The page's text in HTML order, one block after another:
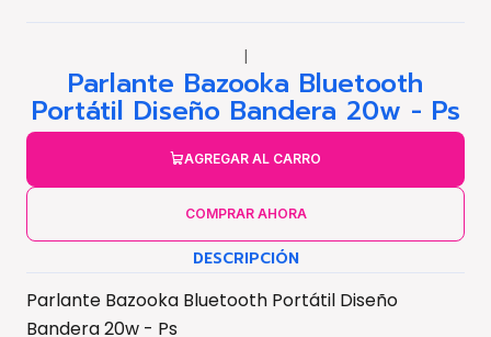
|
Parlante Bazooka Bluetooth
Portátil Diseño Bandera 20w - Ps
AGREGAR AL CARRO
COMPRAR AHORA
DESCRIPCIÓN
Parlante Bazooka Bluetooth Portátil Diseño
Bandera 20w - Ps